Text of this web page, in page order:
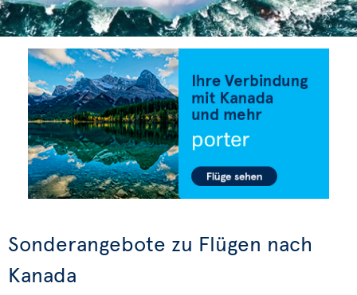
Sonderangebote zu Flügen nach
Kanada